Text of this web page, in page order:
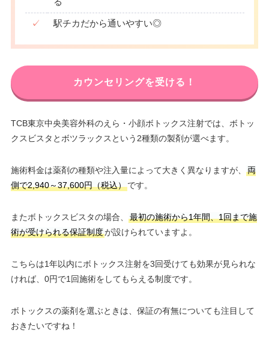
る
✓ 駅チカだから通いやすい◎
カウンセリングを受ける！
TCB東京中央美容外科のえら・小顔ボトックス注射では、ボトッ
クスビスタとボツラックスという2種類の製剤が選べます。
施術料金は薬剤の種類や注入量によって大きく異なりますが、
両
側で2,940～37,600円（税込）です。
またボトックスビスタの場合、
最初の施術から1年間、1回まで施
術が受けられる保証制度が設けられていますよ。
こちらは1年以内にボトックス注射を3回受けても効果が見られな
ければ、0円で1回施術をしてもらえる制度です。
ボトックスの薬剤を選ぶときは、保証の有無についても注目して
おきたいですね！